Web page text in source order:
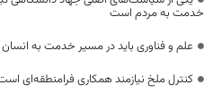
خدمت به مردم است
علم و فناوری باید در مسیر خدمت به انسان
کنترل ملخ نیازمند همکاری فرامنطقه‌ای